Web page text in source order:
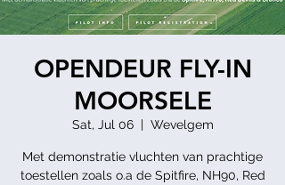
OPENDEUR FLY-IN
MOORSELE
Sat, Jul 06
  |
Wevelgem
Met demonstratie vluchten van prachtige
toestellen zoals o.a de Spitfire, NH90, Red